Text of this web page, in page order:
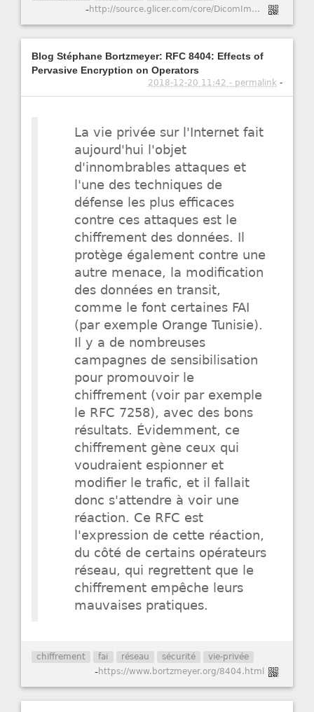
- http://source.glicer.com/core/DicomImageSecure
Blog Stéphane Bortzmeyer: RFC 8404: Effects of
Pervasive Encryption on Operators
2018-12-20 11:42 - permalink -
La vie privée sur l'Internet fait
aujourd'hui l'objet
d'innombrables attaques et
l'une des techniques de
défense les plus efficaces
contre ces attaques est le
chiffrement des données. Il
protège également contre une
autre menace, la modification
des données en transit,
comme le font certaines FAI
(par exemple Orange Tunisie).
Il y a de nombreuses
campagnes de sensibilisation
pour promouvoir le
chiffrement (voir par exemple
le RFC 7258), avec des bons
résultats. Évidemment, ce
chiffrement gène ceux qui
voudraient espionner et
modifier le trafic, et il fallait
donc s'attendre à voir une
réaction. Ce RFC est
l'expression de cette réaction,
du côté de certains opérateurs
réseau, qui regrettent que le
chiffrement empêche leurs
mauvaises pratiques.
chiffrement fai réseau sécurité vie-privée
-https://www.bortzmeyer.org/8404.html